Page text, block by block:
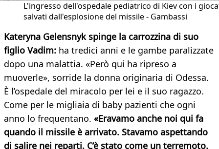
L'ingresso dell'ospedale pediatrico di Kiev con i
salvati dall'esplosione del missile - Gambassi
Kateryna Gelensnyk spinge la carrozzina di suo
figlio Vadim: ha tredici anni e le gambe paralizzate
dopo una malattia. «Però qui ha ripreso a
muoverle», sorride la donna originaria di Odessa.
È l’ospedale del miracolo per lei e il suo ragazzo.
Come per le migliaia di baby pazienti che ogni
anno lo frequentano. «Eravamo anche noi qui fa
quando il missile è arrivato. Stavamo aspettando
di salire nei reparti. C’è stato come un terremoto.